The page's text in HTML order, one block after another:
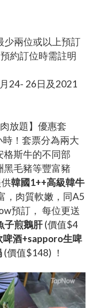
少兩位或以上預訂
約訂位時需註明
24- 26日及2021
放題】優惠套
時！套票分為兩大
格斯牛的不同部
黑毛豬等豐富豬
韓國1++高級韓牛
，肉質軟嫩，同A5
預訂， 每位更送
子煎鵝肝(價值$4
啤酒+sapporo生啤
(價值$148) ！